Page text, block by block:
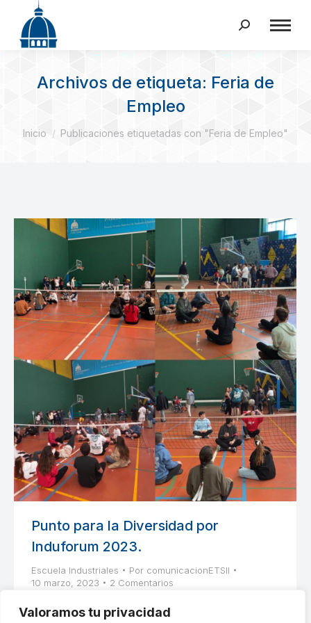
Valoramos tu privacidad
Buscar:
Archivos de etiqueta: Feria de
Empleo
Estás aquí:
Inicio Publicaciones etiquetadas con "Feria de Empleo"
Punto para la Diversidad por
Induforum 2023.
Escuela Industriales Por comunicacionETSII
10 marzo, 2023
2 Comentarios
Jornada de deportes adaptados organizada por